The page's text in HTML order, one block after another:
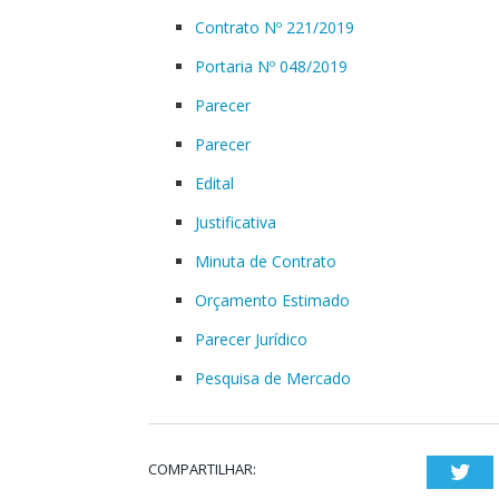
Contrato Nº 221/2019
Portaria Nº 048/2019
Parecer
Parecer
Edital
Justificativa
Minuta de Contrato
Orçamento Estimado
Parecer Jurídico
Pesquisa de Mercado
COMPARTILHAR: